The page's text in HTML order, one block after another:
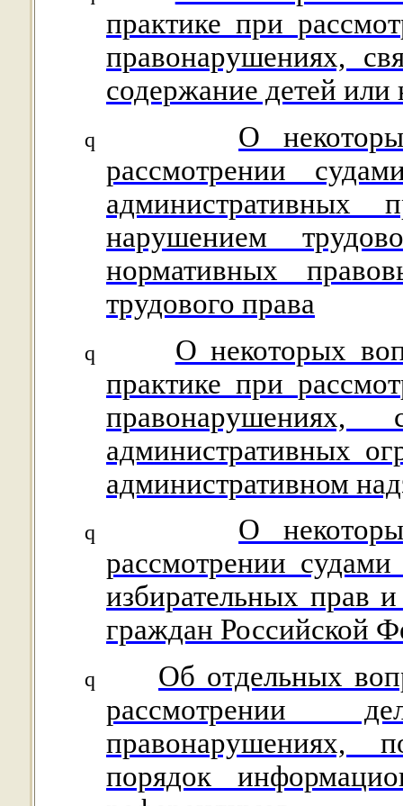
практике при
правонарушениях,
содержание детей
q
О
рассмотрении
административных
нарушением
нормативных
трудового права
q
О некоторых
практике при
административных
административном
q
О
рассмотрении
избирательных прав
граждан Российской
q
Об отдельных
рассмотрении
правонарушениях,
порядок